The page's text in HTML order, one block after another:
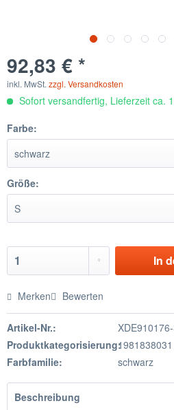
92,83 € *
inkl. MwSt. zzgl. Versandkosten
Sofort versandfertig, Lieferzeit ca.
Farbe:
Größe:
In
Merken Bewerten
Artikel-Nr.:
Produktkategorisierung:1981838031
Farbfamilie:
schwarz
Beschreibung